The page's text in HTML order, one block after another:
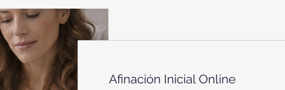
Afinación Inicial Online